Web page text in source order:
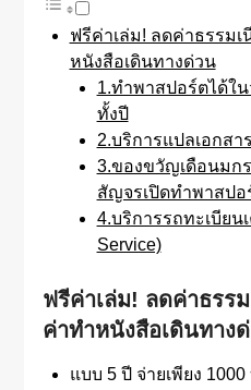
ฟรีค่าเล่ม! ลดค่าธรรม
หนังสือเดินทางด่วน
1.ทำพาสปอร์ตได้ใ
ทั้งปี
2.บริการแปลเอกส
3.ของขวัญเดือนมก
สัญจรเปิดทำพาสป
4.บริการรถทะเบียน
Service)
ฟรีค่าเล่ม! ลดค่าธรร
ค่าทำหนังสือเดินทาง
แบบ 5 ปี จ่ายเพียง